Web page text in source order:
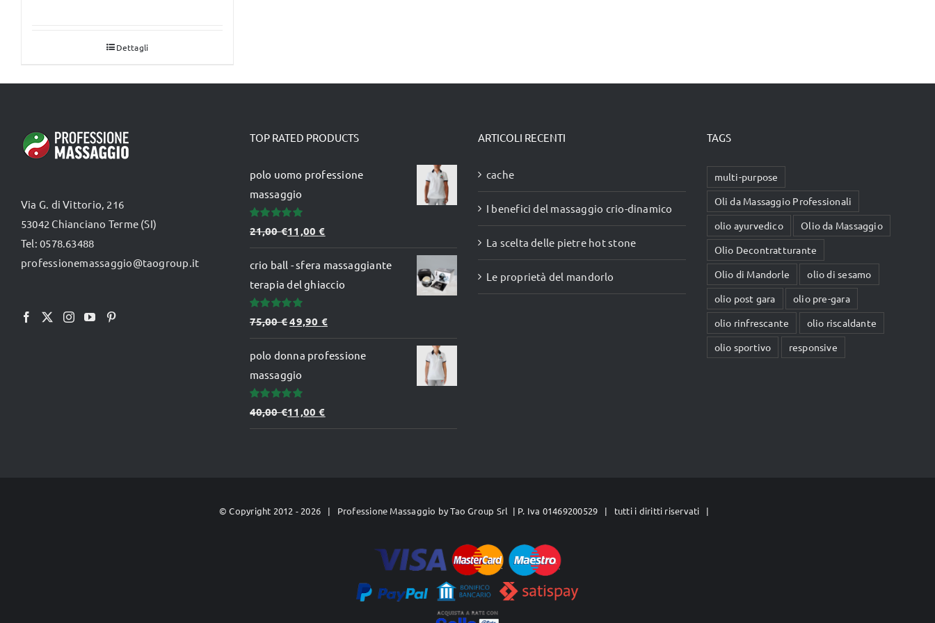
è:Dettagli
Via G. di Vittorio, 216
53042 Chianciano Terme (SI)
Tel: 0578.63488
professionemassaggio@taogroup.it
TOP RATED PRODUCTS
polo uomo professione
massaggio
Valutato
5.00su 5
21,00€11,00€
crio ball - sfera massaggiante
terapia del ghiaccio
Valutato
5.00su 5
75,00€Il
prezzo
originale
era:
75,00 €.
49,90 €Il
prezzo
attuale
polo donna professione
massaggio
Valutato
5.00su 5
40,00€11,00€
ARTICOLI RECENTI
cache
I benefici del massaggio crio-dinamico
La scelta delle pietre hot stone
Le proprietà del mandorlo
TAGS
multi-purpose
Oli da Massaggio Professionali
olio ayurvedico
Olio da Massaggio
Olio Decontratturante
Olio di Mandorle
olio di sesamo
olio post gara
olio pre-gara
olio rinfrescante
olio riscaldante
olio sportivo
responsive
© Copyright 2012 - 2026 | Professione Massaggio byTao Group Srl | P. Iva 01469200529 | tutti i diritti riservati |